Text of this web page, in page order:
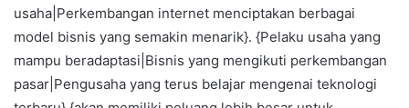
usaha|Perkembangan internet menciptakan berbagai
model bisnis yang semakin menarik}. {Pelaku usaha yang
mampu beradaptasi|Bisnis yang mengikuti perkembangan
pasar|Pengusaha yang terus belajar mengenai teknologi